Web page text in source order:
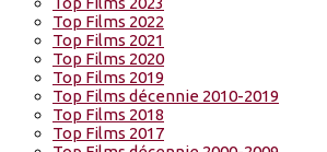
Top Films 2022
Top Films 2021
Top Films 2020
Top Films 2019
Top Films décennie 2010-2019
Top Films 2018
Top Films 2017